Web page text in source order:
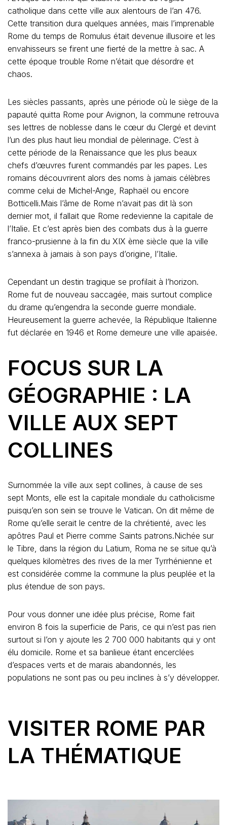
catholique dans cette ville aux alentours de l’an 476.
Cette transition dura quelques années, mais l’imprenable
Rome du temps de Romulus était devenue illusoire et les
envahisseurs se firent une fierté de la mettre à sac. A
cette époque trouble Rome n’était que désordre et
chaos.
Les siècles passants, après une période où le siège de la
papauté quitta Rome pour Avignon, la commune retrouva
ses lettres de noblesse dans le cœur du Clergé et devint
l’un des plus haut lieu mondial de pèlerinage. C’est à
cette période de la Renaissance que les plus beaux
chefs d’œuvres furent commandés par les papes. Les
romains découvrirent alors des noms à jamais célèbres
comme celui de Michel-Ange, Raphaël ou encore
Botticelli.Mais l’âme de Rome n’avait pas dit là son
dernier mot, il fallait que Rome redevienne la capitale de
l’Italie. Et c’est après bien des combats dus à la guerre
franco-prusienne à la fin du XIX ème siècle que la ville
s’annexa à jamais à son pays d’origine, l’Italie.
Cependant un destin tragique se profilait à l’horizon.
Rome fut de nouveau saccagée, mais surtout complice
du drame qu’engendra la seconde guerre mondiale.
Heureusement la guerre achevée, la République Italienne
fut déclarée en 1946 et Rome demeure une ville apaisée.
FOCUS SUR LA
GÉOGRAPHIE : LA
VILLE AUX SEPT
COLLINES
Surnommée la ville aux sept collines, à cause de ses
sept Monts, elle est la capitale mondiale du catholicisme
puisqu’en son sein se trouve le Vatican. On dit même de
Rome qu’elle serait le centre de la chrétienté, avec les
apôtres Paul et Pierre comme Saints patrons.Nichée sur
le Tibre, dans la région du Latium, Roma ne se situe qu’à
quelques kilomètres des rives de la mer Tyrrhénienne et
est considérée comme la commune la plus peuplée et la
plus étendue de son pays.
Pour vous donner une idée plus précise, Rome fait
environ 8 fois la superficie de Paris, ce qui n’est pas rien
surtout si l’on y ajoute les 2 700 000 habitants qui y ont
élu domicile. Rome et sa banlieue étant encerclées
d’espaces verts et de marais abandonnés, les
populations ne sont pas ou peu inclines à s’y développer.
VISITER ROME PAR
LA THÉMATIQUE